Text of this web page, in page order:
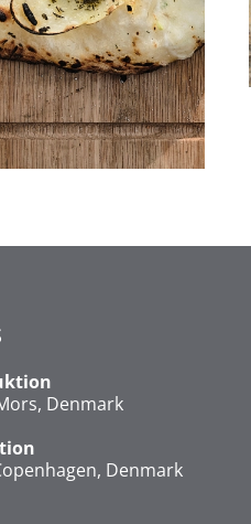
Denmark
Denmark